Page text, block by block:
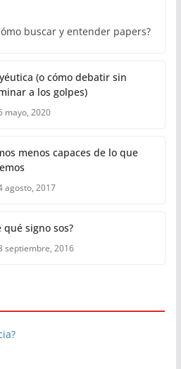
buscar y entender papers?
(o cómo debatir sin
a los golpes)
mayo, 2020
menos capaces de lo que
agosto, 2017
qué signo sos?
septiembre, 2016